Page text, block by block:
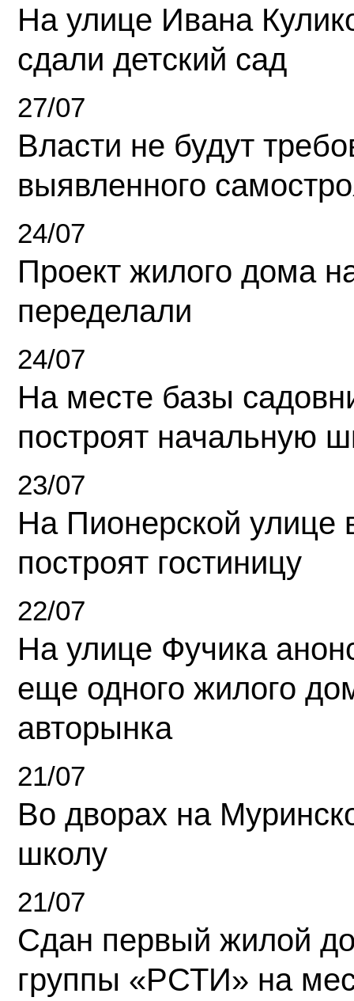
На улице Ивана
сдали детский сад
27/07
Власти не будут
выявленного
24/07
Проект жилого дома
переделали
24/07
На месте базы
построят начальную
23/07
На Пионерской улице
построят гостиницу
22/07
На улице Фучика
еще одного жилого
авторынка
21/07
Во дворах на
школу
21/07
Сдан первый жилой
группы «РСТИ» на